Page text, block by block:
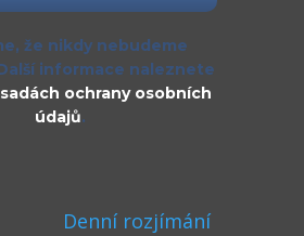
že nikdy nebudeme
informace naleznete
ochrany osobních
údajů.
Denní rozjímání